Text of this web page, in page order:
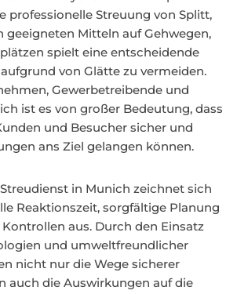
professionelle Streuung von Splitt,
geeigneten Mitteln auf Gehwegen,
spielt eine entscheidende
von Glätte zu vermeiden.
Gewerbetreibende und
ist es von großer Bedeutung, dass
und Besucher sicher und
ans Ziel gelangen können.
in Munich zeichnet sich
Reaktionszeit, sorgfältige Planung
aus. Durch den Einsatz
und umweltfreundlicher
nicht nur die Wege sicherer
auch die Auswirkungen auf die